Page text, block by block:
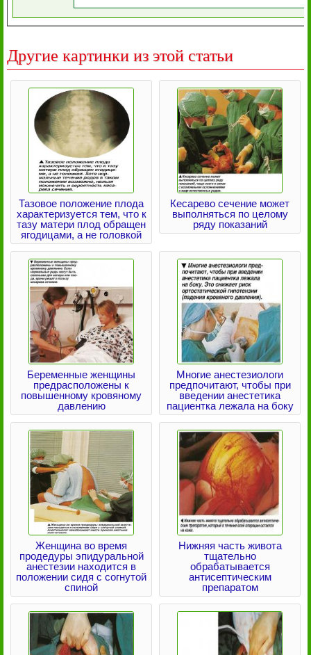
Другие картинки из этой статьи
Тазовое положение плода
характеризуется тем, что к
тазу матери плод обращен
ягодицами, а не головкой
Кесарево сечение может
выполняться по целому
ряду показаний
Беременные женщины
предрасположены к
повышенному кровяному
давлению
Многие анестезиологи
предпочитают, чтобы при
введении анестетика
пациентка лежала на боку
Женщина во время
продедуры эпидуральной
анестезии находится в
положении сидя с согнутой
спиной
Нижняя часть живота
тщательно
обрабатывается
антисептическим
препаратом